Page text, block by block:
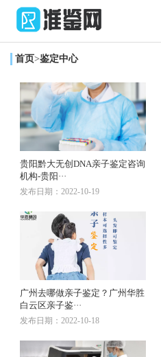
欢
迎
网！
首
页
新
闻
百
鉴
定
心
DNA
餐
首页>鉴定中心
贵阳黔大无创DNA亲子鉴定咨询
机构-贵阳···
发布日期：2022-10-19
广州去哪做亲子鉴定？广州华胜
白云区亲子鉴···
发布日期：2022-10-18